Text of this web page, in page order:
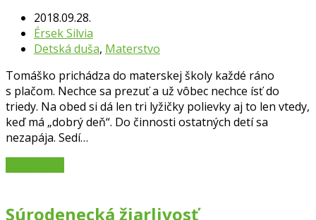
2018.09.28.
Érsek Silvia
Detská duša, Materstvo
Tomáško prichádza do materskej školy každé ráno
s plačom. Nechce sa prezuť a už vôbec nechce ísť do
triedy. Na obed si dá len tri lyžičky polievky aj to len vtedy,
keď má „dobrý deň“. Do činnosti ostatných detí sa
nezapája. Sedí…
Súrodenecká žiarlivosť